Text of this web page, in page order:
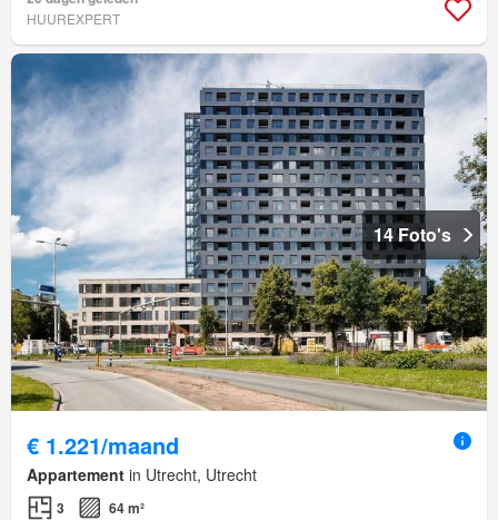
HUUREXPERT
14 Foto's
€ 1.221/maand
Appartement in Utrecht, Utrecht
3 64 m²